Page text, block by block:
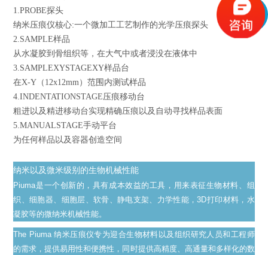
1.PROBE探头
纳米压痕仪核心:一个微加工工艺制作的光学压痕探头
2.SAMPLE样品
从水凝胶到骨组织等，在大气中或者浸没在液体中
3.SAMPLEXYSTAGEXY样品台
在X-Y（12x12mm）范围内测试样品
4.INDENTATIONSTAGE压痕移动台
粗进以及精进移动台实现精确压痕以及自动寻找样品表面
5.MANUALSTAGE手动平台
为任何样品以及容器创造空间
纳米以及微米级别的生物机械性能
Piuma是一个创新的，具有成本效益的工具，用来表征生物材料、组
织、细胞器、细胞层、软骨、静电支架、力学性能，3D打印材料，水
凝胶等的微纳米机械性能。
The Piuma 纳米压痕仪专为迎合生物材料以及组织研究人员和工程师
的需求，提供易用性和便携性，同时提供高精度、高通量和多样化的数